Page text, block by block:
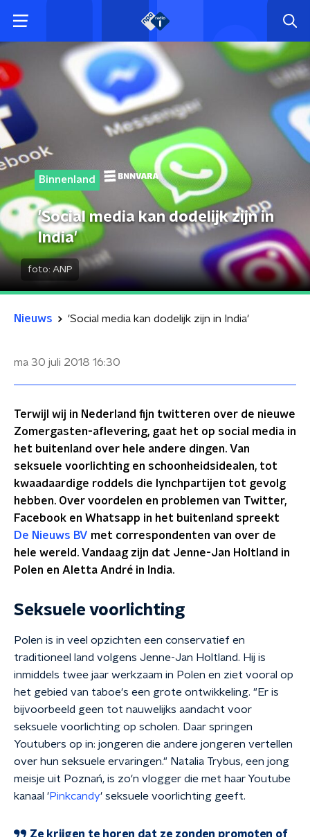
Binnenland
'Social media kan dodelijk zijn in
India'
foto: ANP
Nieuws 'Social media kan dodelijk zijn in India'
ma 30 juli 2018 16:30
Terwijl wij in Nederland fijn twitteren over de nieuwe
Zomergasten-aflevering, gaat het op social media in
het buitenland over hele andere dingen. Van
seksuele voorlichting en schoonheidsidealen, tot
kwaadaardige roddels die lynchpartijen tot gevolg
hebben. Over voordelen en problemen van Twitter,
Facebook en Whatsapp in het buitenland spreekt
De Nieuws BV met correspondenten van over de
hele wereld. Vandaag zijn dat Jenne-Jan Holtland in
Polen en Aletta André in India.
Seksuele voorlichting
Polen is in veel opzichten een conservatief en
traditioneel land volgens Jenne-Jan Holtland. Hij is
inmiddels twee jaar werkzaam in Polen en ziet vooral op
het gebied van taboe's een grote ontwikkeling. "Er is
bijvoorbeeld geen tot nauwelijks aandacht voor
seksuele voorlichting op scholen. Daar springen
Youtubers op in: jongeren die andere jongeren vertellen
over hun seksuele ervaringen." Natalia Trybus, een jong
meisje uit Poznań, is zo'n vlogger die met haar Youtube
kanaal 'Pinkcandy' seksuele voorlichting geeft.
Ze krijgen te horen dat ze zonden promoten of